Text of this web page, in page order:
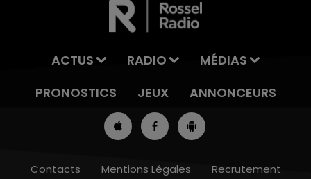
ACTUS RADIO
MÉDIAS
PRONOSTICS
JEUX ANNONCEURS
Contacts Mentions Légales Recrutement